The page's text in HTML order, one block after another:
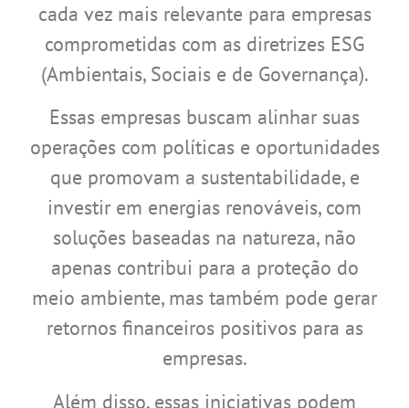
cada vez mais relevante para empresas
comprometidas com as diretrizes ESG
(Ambientais, Sociais e de Governança).
Essas empresas buscam alinhar suas
operações com políticas e oportunidades
que promovam a sustentabilidade, e
investir em energias renováveis, com
soluções baseadas na natureza, não
apenas contribui para a proteção do
meio ambiente, mas também pode gerar
retornos financeiros positivos para as
empresas.
Além disso, essas iniciativas podem